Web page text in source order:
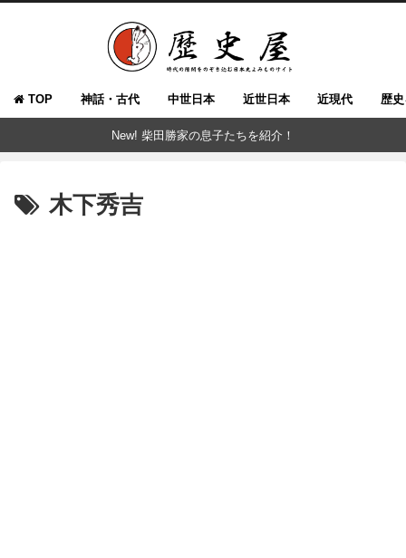
TOP 神話・古代 中世日本 近世日本 近現代 歴
New! 柴田勝家の息子たちを紹介！
木下秀吉